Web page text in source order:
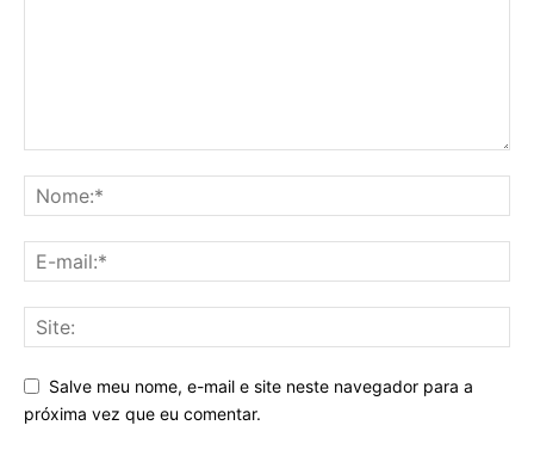
Salve meu nome, e-mail e site neste navegador para a
próxima vez que eu comentar.